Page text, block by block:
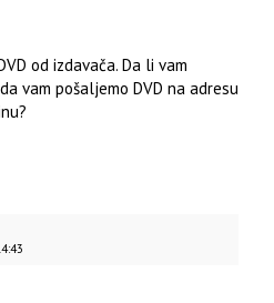
od izdavača. Da li vam
vam pošaljemo DVD na adresu